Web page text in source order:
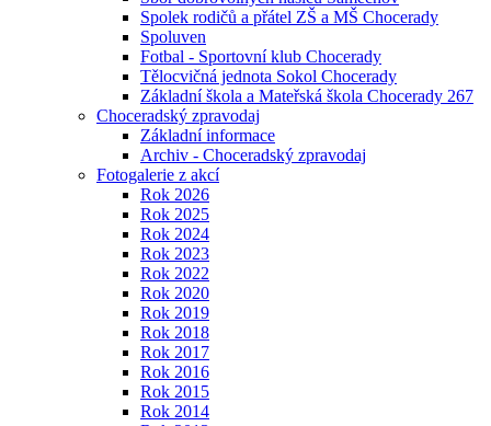
Spolek rodičů a přátel ZŠ a MŠ Chocerady
Spoluven
Fotbal - Sportovní klub Chocerady
Tělocvičná jednota Sokol Chocerady
Základní škola a Mateřská škola Chocerady 267
Choceradský zpravodaj
Základní informace
Archiv - Choceradský zpravodaj
Fotogalerie z akcí
Rok 2026
Rok 2025
Rok 2024
Rok 2023
Rok 2022
Rok 2020
Rok 2019
Rok 2018
Rok 2017
Rok 2016
Rok 2015
Rok 2014